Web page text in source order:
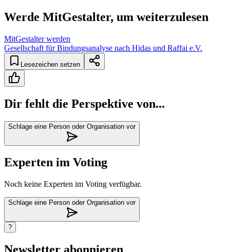
Werde MitGestalter, um weiterzulesen
MitGestalter werden
Gesellschaft für Bindungsanalyse nach Hidas und Raffai e.V.
Lesezeichen setzen
Dir fehlt die Perspektive von...
Schlage eine Person oder Organisation vor
Experten im Voting
Noch keine Experten im Voting verfügbar.
Schlage eine Person oder Organisation vor
?